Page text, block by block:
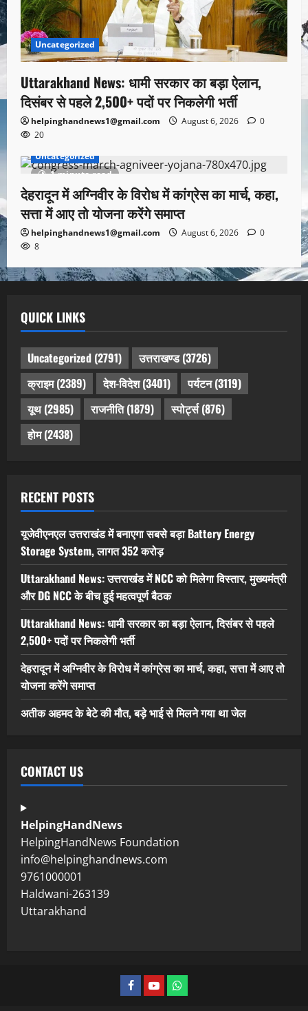
Uncategorized
Uttarakhand News: धामी सरकार का बड़ा ऐलान,
दिसंबर से पहले 2,500+ पदों पर निकलेगी भर्ती
helpinghandnews1@gmail.com August 6, 2026
0
20
1 minute read
Uncategorized
देहरादून में अग्निवीर के विरोध में कांग्रेस का मार्च, कहा,
सत्ता में आए तो योजना करेंगे समाप्त
helpinghandnews1@gmail.com August 6, 2026
0
8
QUICK LINKS
Uncategorized (2791) उत्तराखण्ड(3726)
क्राइम(2389) देश-विदेश(3401) पर्यटन(3119)
यूथ(2985) राजनीति(1879) स्पोर्ट्स(876)
होम(2438)
RECENT POSTS
यूजेवीएनएल उत्तराखंड में बनाएगा सबसे बड़ा Battery Energy
Storage System, लागत 352 करोड़
Uttarakhand News: उत्तराखंड में NCC को मिलेगा विस्तार, मुख्यमंत्री
और DG NCC के बीच हुई महत्वपूर्ण बैठक
Uttarakhand News: धामी सरकार का बड़ा ऐलान, दिसंबर से पहले
2,500+ पदों पर निकलेगी भर्ती
देहरादून में अग्निवीर के विरोध में कांग्रेस का मार्च, कहा, सत्ता में आए तो
योजना करेंगे समाप्त
अतीक अहमद के बेटे की मौत, बड़े भाई से मिलने गया था जेल
CONTACT US
HelpingHandNews
HelpingHandNews Foundation
info@helpinghandnews.com
9761000001
Haldwani-263139
Uttarakhand